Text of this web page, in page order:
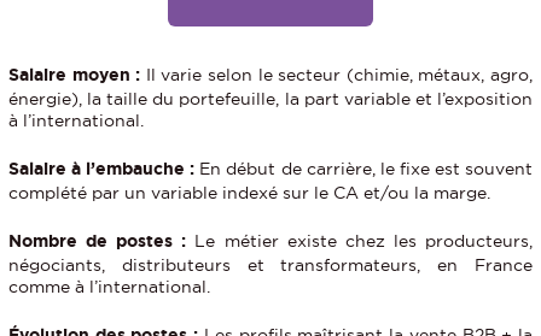
Salaire moyen : Il varie selon le secteur (chimie, métaux, agro,
énergie), la taille du portefeuille, la part variable et l’exposition
à l’international.
Salaire à l’embauche : En début de carrière, le fixe est souvent
complété par un variable indexé sur le CA et/ou la marge.
Nombre de postes : Le métier existe chez les producteurs,
négociants, distributeurs et transformateurs, en France
comme à l’international.